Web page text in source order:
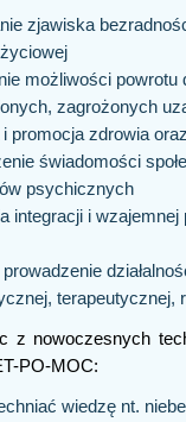
zjawiska
możliwości powrotu
zagrożonych
promocja zdrowia
świadomości
psychicznych
integracji i wzajemnej
terapeutycznej,
z nowoczesnych
PO-MOC:
wiedzę nt.